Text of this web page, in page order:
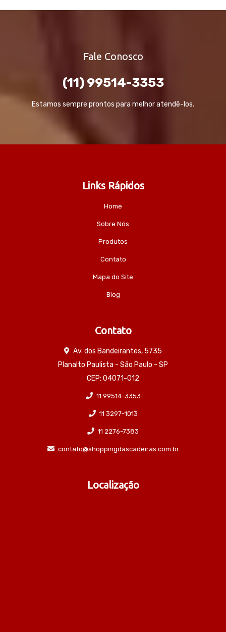
Fale Conosco
(11) 99514-3353
Estamos sempre prontos para melhor atendê-los.
Links Rápidos
Home
Sobre Nós
Produtos
Contato
Mapa do Site
Blog
Contato
Av. dos Bandeirantes, 5735
Planalto Paulista - São Paulo - SP
CEP: 04071-012
11 99514-3353
11 3297-1013
11 2276-7383
contato@shoppingdascadeiras.com.br
Localização